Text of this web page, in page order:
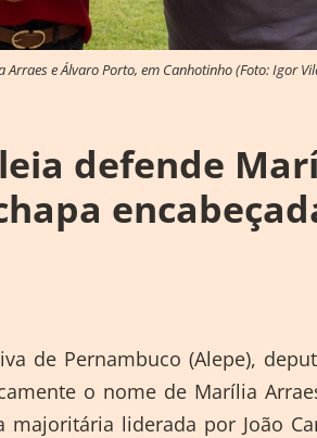
e Álvaro Porto, em Canhotinho (Foto: Igor
defende
de Pernambuco (Alepe),
o nome de Marília
majoritária liderada por João